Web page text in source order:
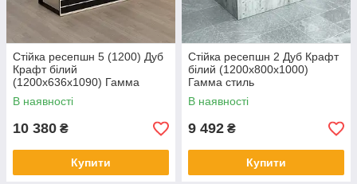
Стійка ресепшн 5 (1200) Дуб
Крафт білий
(1200x636x1090) Гамма
стиль
В наявності
10 380 ₴
Купити
Стійка ресепшн 2 Дуб Крафт
білий (1200x800x1000)
Гамма стиль
В наявності
9 492 ₴
Купити